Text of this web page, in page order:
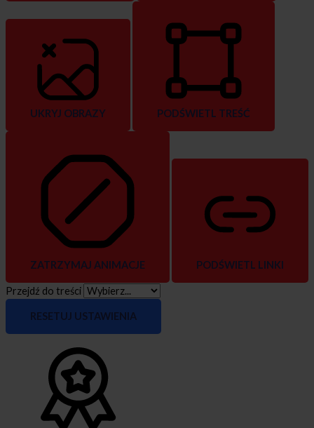
UKRYJ OBRAZY PODŚWIETL TREŚĆ
ZATRZYMAJ ANIMACJE PODŚWIETL LINKI
Przejdź do treści
RESETUJ USTAWIENIA